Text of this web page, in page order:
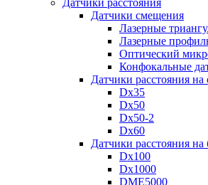
Датчики расстояния
Датчики смещения
Лазерные
Лазерные
Оптический
Конфокальные
Датчики расстояния на
Dx35
Dx50
Dx50-2
Dx60
Датчики расстояния
Dx100
Dx1000
DME5000